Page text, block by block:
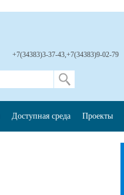
+7(34383)3-37-43,+7(34383)9-02-79
Доступная среда Проекты